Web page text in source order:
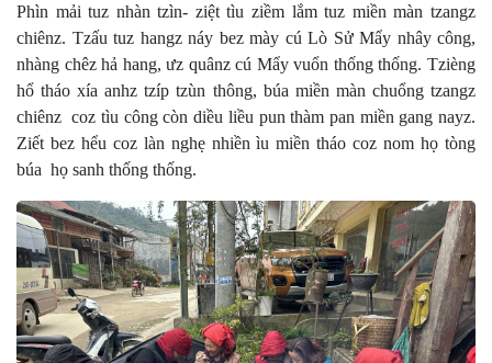
Phìn mải tuz nhàn tzìn- ziệt tìu ziềm lắm tuz miền màn tzangz
chiênz. Tzấu tuz hangz náy bez mày cú Lò Sử Mẩy nhây công,
nhàng chêz hả hang, ưz quânz cú Mẩy vuổn thống thống. Tzièng
hổ tháo xía anhz tzíp tzùn thông, búa miền màn chuổng tzangz
chiênz coz tìu công còn diều liều pun thàm pan miền gang nayz.
Ziết bez hểu coz làn nghẹ nhiền ìu miền tháo coz nom họ tòng
búa họ sanh thống thống.